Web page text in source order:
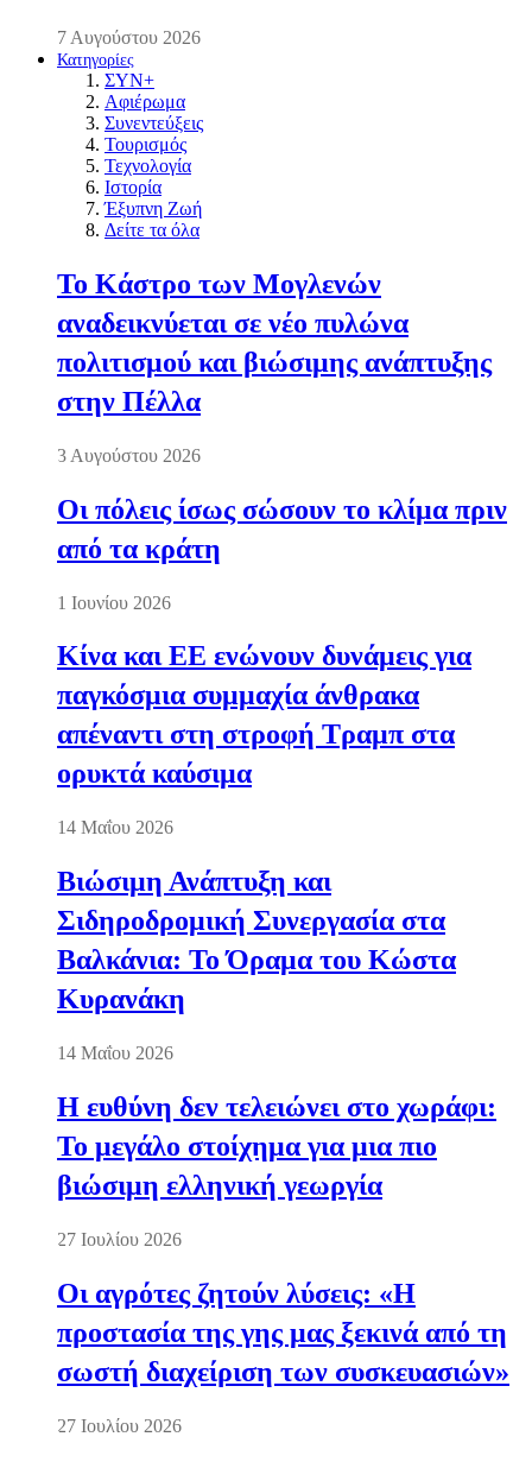
7 Αυγούστου 2026
Κατηγορίες
ΣΥΝ+
Αφιέρωμα
Συνεντεύξεις
Τουρισμός
Τεχνολογία
Ιστορία
Έξυπνη Ζωή
Δείτε τα όλα
Το Κάστρο των Μογλενών
αναδεικνύεται σε νέο πυλώνα
πολιτισμού και βιώσιμης ανάπτυξης
στην Πέλλα
3 Αυγούστου 2026
Οι πόλεις ίσως σώσουν το κλίμα πριν
από τα κράτη
1 Ιουνίου 2026
Κίνα και ΕΕ ενώνουν δυνάμεις για
παγκόσμια συμμαχία άνθρακα
απέναντι στη στροφή Τραμπ στα
ορυκτά καύσιμα
14 Μαΐου 2026
Βιώσιμη Ανάπτυξη και
Σιδηροδρομική Συνεργασία στα
Βαλκάνια: Το Όραμα του Κώστα
Κυρανάκη
14 Μαΐου 2026
Η ευθύνη δεν τελειώνει στο χωράφι:
Το μεγάλο στοίχημα για μια πιο
βιώσιμη ελληνική γεωργία
27 Ιουλίου 2026
Οι αγρότες ζητούν λύσεις: «Η
προστασία της γης μας ξεκινά από τη
σωστή διαχείριση των συσκευασιών»
27 Ιουλίου 2026